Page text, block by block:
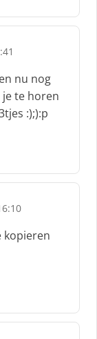
nu nog
te horen
:);):p
kopieren